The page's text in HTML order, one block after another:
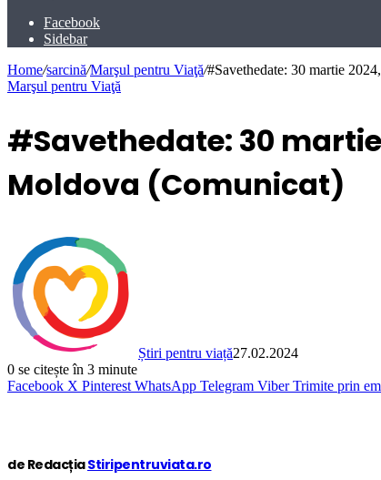
Facebook
Sidebar
Home/sarcină/Marşul pentru Viaţă/#Savethedate: 30 martie
Marşul pentru Viaţă
#Savethedate: 30
Moldova (Comunicat)
Știri pentru viață27.02.2024
0 se citește în 3 minute
Facebook X Pinterest WhatsApp Telegram Viber Trimite prin
de RedacțiaStiripentruviata.ro